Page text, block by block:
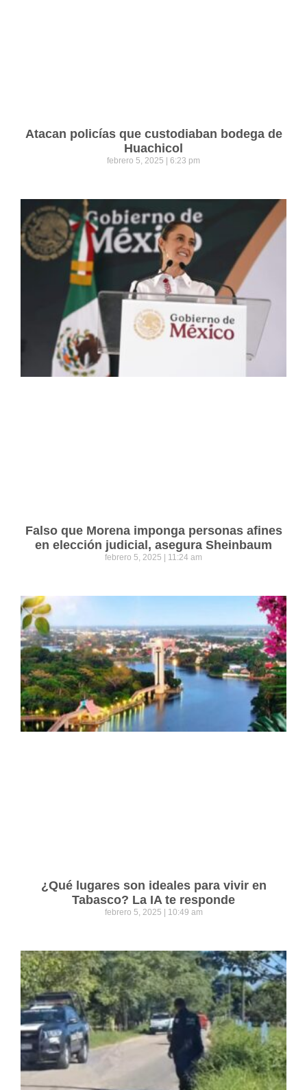
Atacan policías que custodiaban bodega de
Huachicol
febrero 5, 2025 6:23 pm
Falso que Morena imponga personas afines
en elección judicial, asegura Sheinbaum
febrero 5, 2025 11:24 am
¿Qué lugares son ideales para vivir en
Tabasco? La IA te responde
febrero 5, 2025 10:49 am